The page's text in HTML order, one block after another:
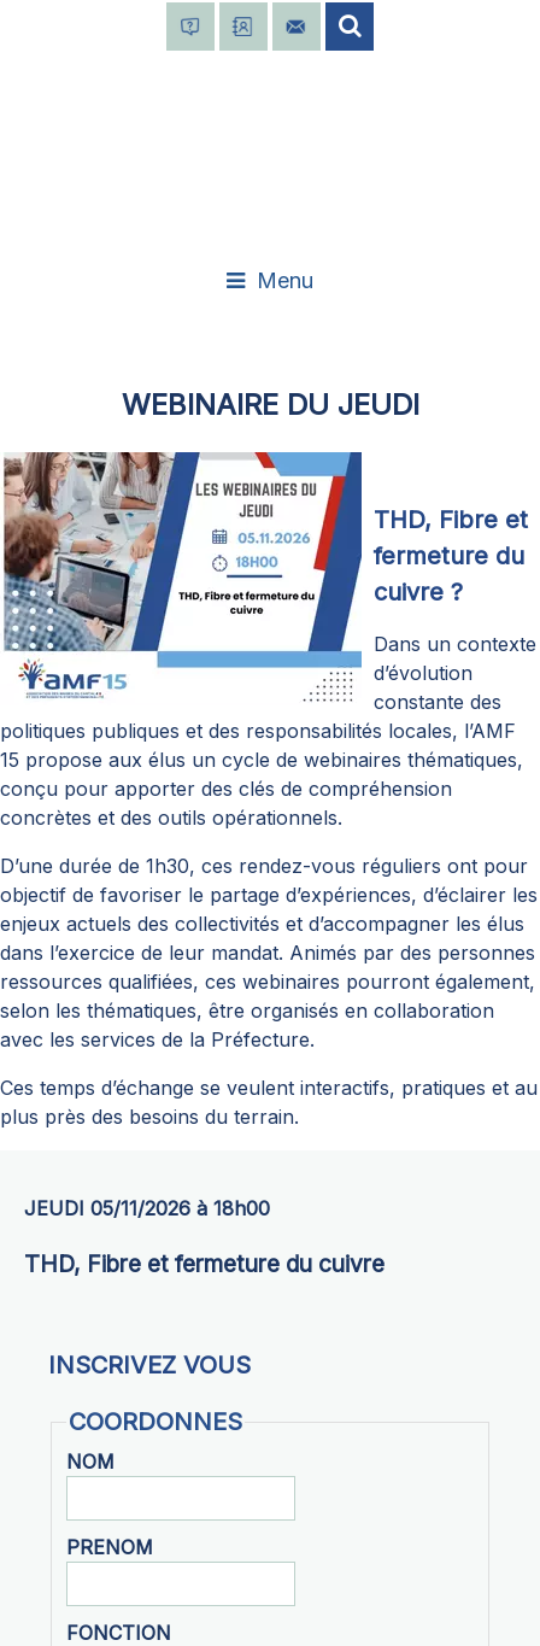
Menu
WEBINAIRE DU JEUDI
THD, Fibre et
fermeture du
cuivre ?
Dans un contexte
d’évolution
constante des
politiques publiques et des responsabilités locales, l’AMF
15 propose aux élus un cycle de webinaires thématiques,
conçu pour apporter des clés de compréhension
concrètes et des outils opérationnels.
D’une durée de 1h30, ces rendez-vous réguliers ont pour
objectif de favoriser le partage d’expériences, d’éclairer les
enjeux actuels des collectivités et d’accompagner les élus
dans l’exercice de leur mandat. Animés par des personnes
ressources qualifiées, ces webinaires pourront également,
selon les thématiques, être organisés en collaboration
avec les services de la Préfecture.
Ces temps d’échange se veulent interactifs, pratiques et au
plus près des besoins du terrain.
JEUDI 05/11/2026 à 18h00
THD, Fibre et fermeture du cuivre
INSCRIVEZ VOUS
COORDONNES
NOM
PRENOM
FONCTION